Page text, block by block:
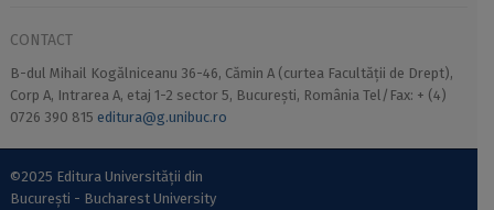
CONTACT
B-dul Mihail Kogălniceanu 36-46, Cămin A (curtea Facultății de Drept),
Corp A, Intrarea A, etaj 1-2 sector 5, București, România Tel/Fax: + (4)
0726 390 815 editura@g.unibuc.ro
©2025 Editura Universității din
București - Bucharest University